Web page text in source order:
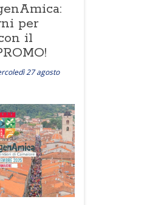
per
il
27 agosto